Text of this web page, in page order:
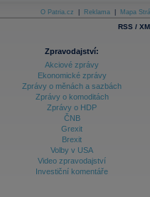
O Patria.cz Reklama Mapa
RSS /
Zpravodajství:
Akciové zprávy
Ekonomické zprávy
Zprávy o měnách a sazbách
Zprávy o komoditách
Zprávy o HDP
ČNB
Grexit
Brexit
Volby v USA
Video zpravodajství
Investiční komentáře